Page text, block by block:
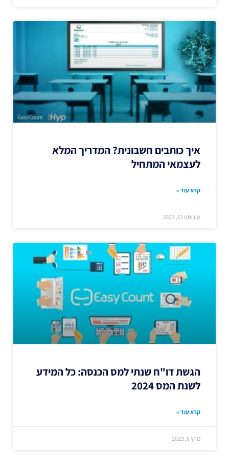
איך כותבים חשבונית? המדריך המלא
לעצמאי המתחיל
קרא עוד »
אוגוסט 13, 2023
הגשת דו"ח שנתי למס הכנסה: כל המידע
לשנת המס 2024
קרא עוד »
מרץ 6, 2023